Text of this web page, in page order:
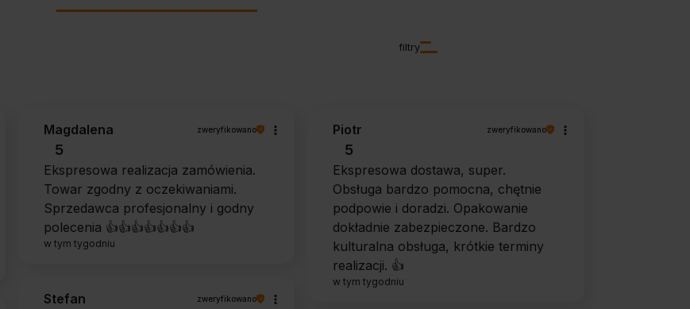
filtry
Magdalena zweryfikowano
5
Ekspresowa realizacja zamówienia.
Towar zgodny z oczekiwaniami.
Sprzedawca profesjonalny i godny
polecenia 👍️👍️👍️👍️👍️👍️👍️
w tym tygodniu
Piotr zweryfikowano
5
Ekspresowa dostawa, super.
Obsługa bardzo pomocna, chętnie
podpowie i doradzi. Opakowanie
dokładnie zabezpieczone. Bardzo
kulturalna obsługa, krótkie terminy
realizacji. 👍️
w tym tygodniu
Stefan zweryfikowano